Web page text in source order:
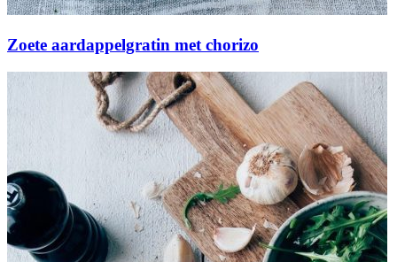
Zoete aardappelgratin met chorizo